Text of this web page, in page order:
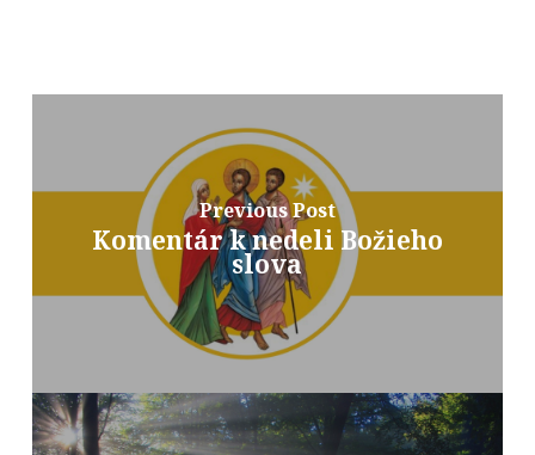
Previous Post
Komentár k nedeli Božieho
slova